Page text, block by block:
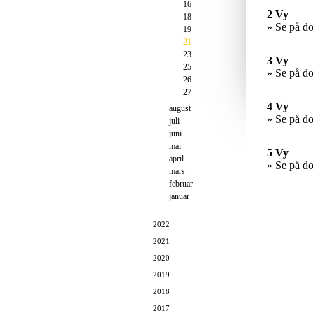
16
18
19
21
23
25
26
27
august
juli
juni
mai
april
mars
februar
januar
2022
2021
2020
2019
2018
2017
2 Vy
» Se på
3 Vy
» Se på
4 Vy
» Se på
5 Vy
» Se på